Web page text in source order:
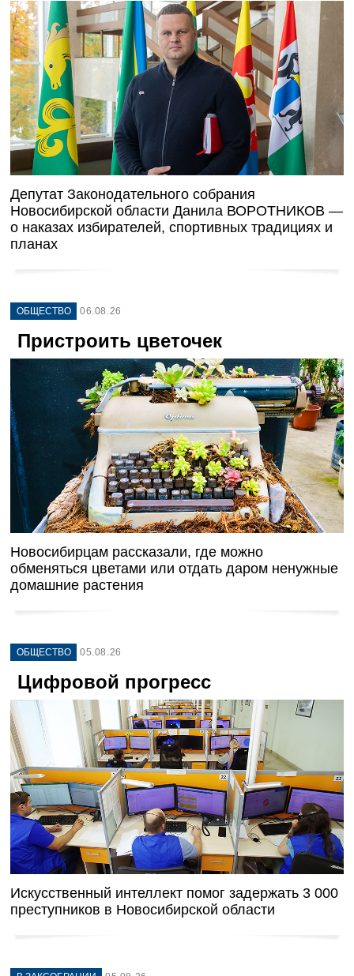
Депутат Законодательного собрания
Новосибирской области Данила ВОРОТНИКОВ —
о наказах избирателей, спортивных традициях и
планах
ОБЩЕСТВО 06.08.26
Пристроить цветочек
Новосибирцам рассказали, где можно
обменяться цветами или отдать даром ненужные
домашние растения
ОБЩЕСТВО 05.08.26
Цифровой прогресс
Искусственный интеллект помог задержать 3 000
преступников в Новосибирской области